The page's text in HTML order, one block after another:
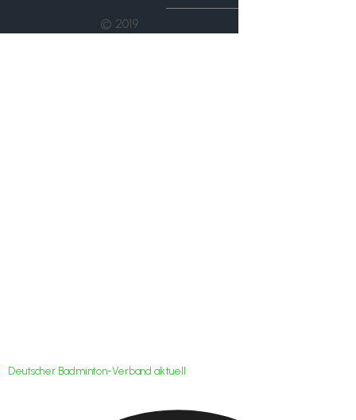
© 2019
Deutscher Badminton-Verband aktuell